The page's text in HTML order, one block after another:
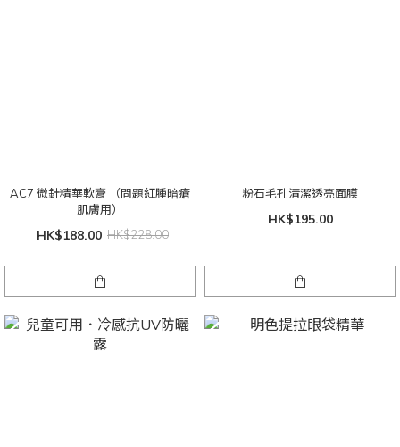
AC7 微針精華軟膏 （問題紅腫暗瘡
肌膚用）
HK$188.00 HK$228.00
粉石毛孔清潔透亮面膜
HK$195.00